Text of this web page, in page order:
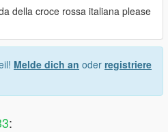
della croce rossa italiana please
Melde dich an oder registriere
: